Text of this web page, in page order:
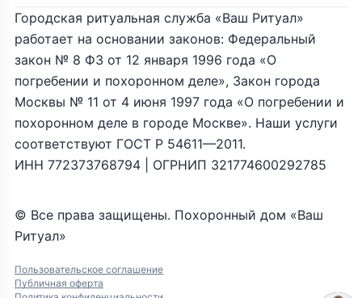
© Все права защищены. Похоронный дом «Ваш
Ритуал»
Пользовательское соглашение
Публичная оферта
Городская ритуальная служба «Ваш Ритуал»
работает на основании законов: Федеральный
закон № 8 ФЗ от 12 января 1996 года «О
погребении и похоронном деле», Закон города
Москвы № 11 от 4 июня 1997 года «О погребении и
похоронном деле в городе Москве». Наши услуги
соответствуют ГОСТ Р 54611—2011.
ИНН 772373768794 | ОГРНИП 321774600292785